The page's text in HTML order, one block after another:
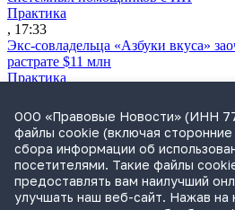
Практика
, 17:33
Экс-совладельца «Азбуки вкуса»
растрате $11 млн
Практика
Суд не признал решение SCC по
компании
Международная практика
, 17:01
Дроны могут начать применять для
ПДД
Практика
ООО «Правовые Новости» (ИНН
файлы cookie (включая
сбора информации об
посетителями. Такие файлы
предоставлять вам наилучший
улучшать наш веб-сайт. Нажав на